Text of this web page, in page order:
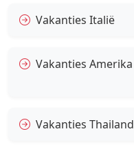
Vakanties Italië
Vakanties Amerika
Vakanties Thailand